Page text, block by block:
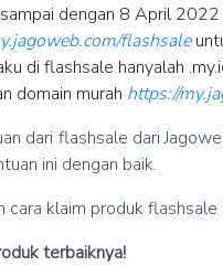
dengan 8 April 2022
flashsale
di flashsale hanyalah
domain murah https://
dari flashsale dari
ini dengan baik.
cara klaim produk
terbaiknya!